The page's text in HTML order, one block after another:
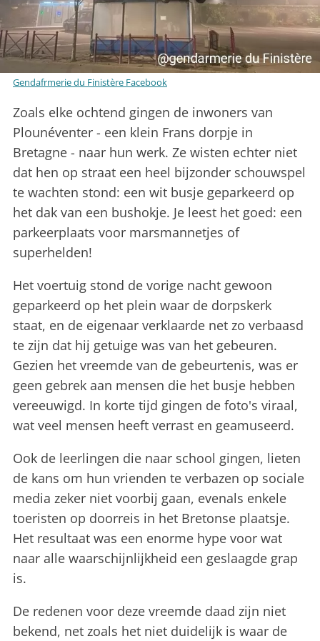
Gendafrmerie du Finistère Facebook
Zoals elke ochtend gingen de inwoners van
Plounéventer - een klein Frans dorpje in
Bretagne - naar hun werk. Ze wisten echter niet
dat hen op straat een heel bijzonder schouwspel
te wachten stond: een wit busje geparkeerd op
het dak van een bushokje. Je leest het goed: een
parkeerplaats voor marsmannetjes of
superhelden!
Het voertuig stond de vorige nacht gewoon
geparkeerd op het plein waar de dorpskerk
staat, en de eigenaar verklaarde net zo verbaasd
te zijn dat hij getuige was van het gebeuren.
Gezien het vreemde van de gebeurtenis, was er
geen gebrek aan mensen die het busje hebben
vereeuwigd. In korte tijd gingen de foto's viraal,
wat veel mensen heeft verrast en geamuseerd.
Ook de leerlingen die naar school gingen, lieten
de kans om hun vrienden te verbazen op sociale
media zeker niet voorbij gaan, evenals enkele
toeristen op doorreis in het Bretonse plaatsje.
Het resultaat was een enorme hype voor wat
naar alle waarschijnlijkheid een geslaagde grap
is.
De redenen voor deze vreemde daad zijn niet
bekend, net zoals het niet duidelijk is waar de